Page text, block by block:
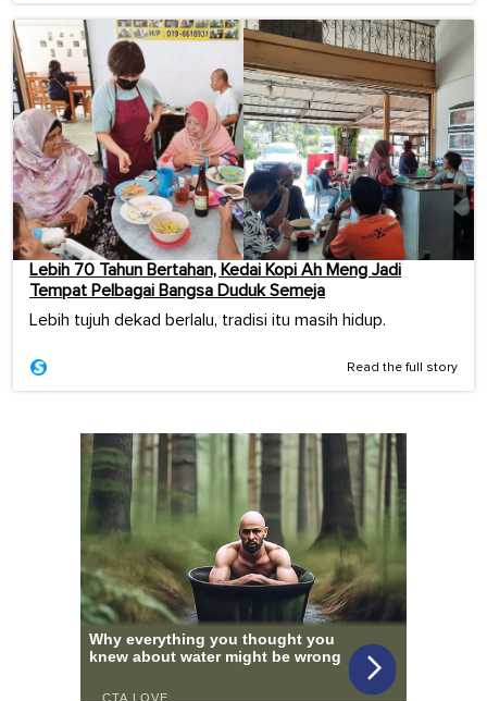
Lebih 70 Tahun Bertahan, Kedai Kopi Ah Meng Jadi
Tempat Pelbagai Bangsa Duduk Semeja
Lebih tujuh dekad berlalu, tradisi itu masih hidup.
Read the full story